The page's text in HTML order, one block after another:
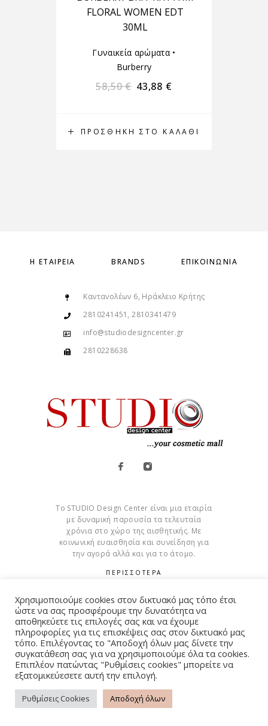
ΠΡΟΣΘΉΚΗ ΣΤΟ ΚΑΛΆΘΙ
FLORAL WOMEN EDT
30ML
Γυναικεία αρώματα •
Burberry
58,50€ 43,88 €
Η ΕΤΑΙΡΕΊΑ BRANDS ΕΠΙΚΟΙΝΩΝΊΑ
Καντανολέων 6, Ηράκλειο Κρήτης
2810241451, 2810341479
info@studiodesigncenter.gr
2810228638
Το STUDIO Design Center είναι μια εταιρία
με δυναμική παρουσία τα τελευταία
χρόνια στο χώρο της αισθητικής. Με
κοινωνική ευαισθησία και συνείδηση για
την αγορά αλλά και για το άτομο.
ΠΕΡΙΣΣΟΤΕΡΑ
Cookies
© Copyright 2015 – 2026 . All Rights Reserved. Developed By
iWorx
ΌΡΟΙ ΧΡΉΣΗΣ ΠΟΛΙΤΙΚΉ ΑΠΟΡΡΉΤΟΥ
Χρησιμοποιούμε cookies στον δικτυακό μας τόπο έτσι
ώστε να σας προσφέρουμε την δυνατότητα να
αποθηκεύετε τις επιλογές σας και να έχουμε
πληροφορίες για τις επισκέψεις σας στον δικτυακό μας
τόπο. Επιλέγοντας το "Αποδοχή όλων μας δίνετε την
συγκατάθεση σας για να χρησιμοποιούμε όλα τα cookies.
Επιπλέον πατώντας "Ρυθμίσεις cookies" μπορείτε να
εξατομικεύεσετε αυτή την επιλογή.
Ρυθμίσεις Cookies Αποδοχή όλων